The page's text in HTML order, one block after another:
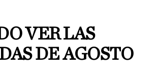
VER LAS
DE AGOSTO